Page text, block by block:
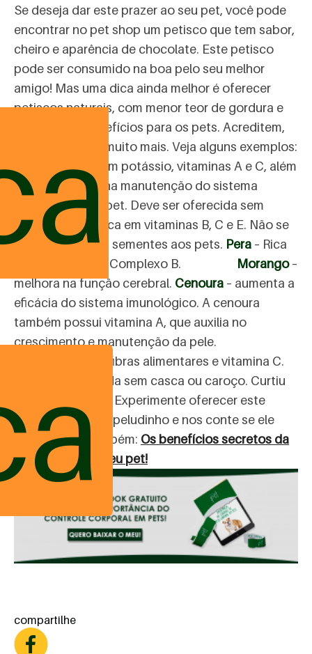
Se deseja dar este prazer ao seu pet, você pode
encontrar no pet shop um petisco que tem sabor,
cheiro e aparência de chocolate. Este petisco
pode ser consumido na boa pelo seu melhor
amigo! Mas uma dica ainda melhor é oferecer
petiscos naturais, com menor teor de gordura e
com muitos benefícios para os pets. Acreditem,
eles irão gostar muito mais. Veja alguns exemplos:
– é rica em potássio, vitaminas A e C, além
de fibras. Ajuda na manutenção do sistema
imunológico do pet. Deve ser oferecida sem
casca. Maçã– Rica em vitaminas B, C e E. Não se
deve oferecer as sementes aos pets. Pera – Rica
em vitaminas do Complexo B.
Morango–
melhora na função cerebral. Cenoura – aumenta a
eficácia do sistema imunológico. A cenoura
também possui vitamina A, que auxilia no
crescimento e manutenção da pele.
– rica em fibras alimentares e vitamina C.
Deve ser oferecida sem casca ou caroço. Curtiu
de nossas dicas? Experimente oferecer este
alimentos ao seu peludinho e nos conte se ele
gostou! Veja também: Os benefícios secretos da
cenoura para o seu pet!
compartilhe